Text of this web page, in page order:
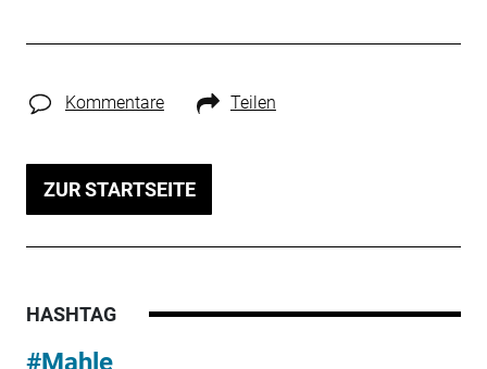
Kommentare Teilen
ZUR STARTSEITE
HASHTAG
#Mahle